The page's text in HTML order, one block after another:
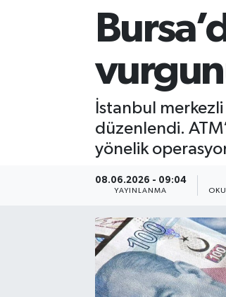
İstanbul
düzenlendi.
yönelik
08.06.2026 - 09:04
YAYINLANMA